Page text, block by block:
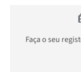
Faça o seu